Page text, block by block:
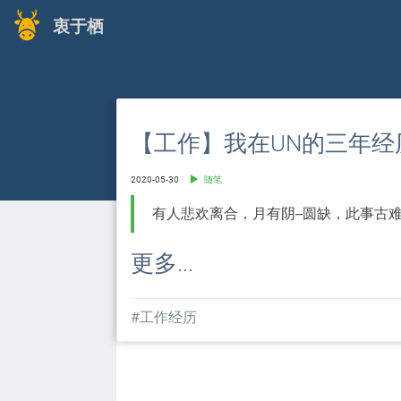
衷于栖
【工作】我在UN的三年经
2020-05-30 随笔
有人悲欢离合，月有阴--圆缺，此事古难
更多...
#工作经历